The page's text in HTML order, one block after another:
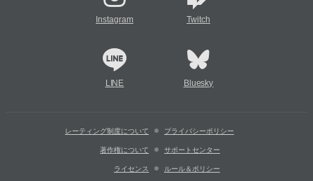
Instagram Twitch
LINE Bluesky
レーティング制度について プライバシーポリシー
著作権について サポートセンター
ライセンス ルール＆ポリシー